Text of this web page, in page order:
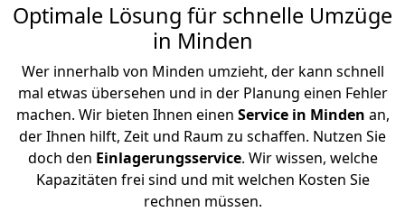
Optimale Lösung für schnelle Umzüge
in Minden
Wer innerhalb von Minden umzieht, der kann schnell
mal etwas übersehen und in der Planung einen Fehler
machen. Wir bieten Ihnen einen Service in Minden an,
der Ihnen hilft, Zeit und Raum zu schaffen. Nutzen Sie
doch den Einlagerungsservice. Wir wissen, welche
Kapazitäten frei sind und mit welchen Kosten Sie
rechnen müssen.